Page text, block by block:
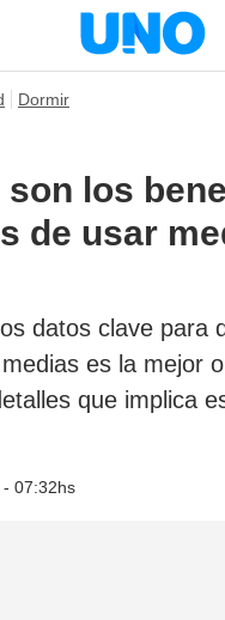
Dormir
son los
de usar
datos clave para
es la mejor
que implica
07:32hs